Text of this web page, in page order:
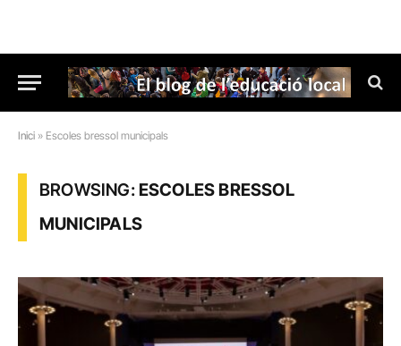
Inici » Escoles bressol municipals
BROWSING:ESCOLES BRESSOL
MUNICIPALS